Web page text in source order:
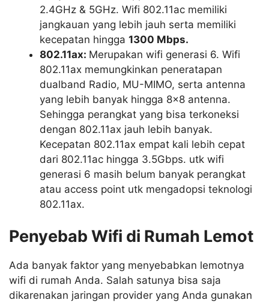
2.4GHz & 5GHz. Wifi 802.11ac memiliki
jangkauan yang lebih jauh serta memiliki
kecepatan hingga 1300 Mbps.
802.11ax: Merupakan wifi generasi 6. Wifi
802.11ax memungkinkan peneratapan
dualband Radio, MU-MIMO, serta antenna
yang lebih banyak hingga 8×8 antenna.
Sehingga perangkat yang bisa terkoneksi
dengan 802.11ax jauh lebih banyak.
Kecepatan 802.11ax empat kali lebih cepat
dari 802.11ac hingga 3.5Gbps. utk wifi
generasi 6 masih belum banyak perangkat
atau access point utk mengadopsi teknologi
802.11ax.
Penyebab Wifi di Rumah Lemot
Ada banyak faktor yang menyebabkan lemotnya
wifi di rumah Anda. Salah satunya bisa saja
dikarenakan jaringan provider yang Anda gunakan